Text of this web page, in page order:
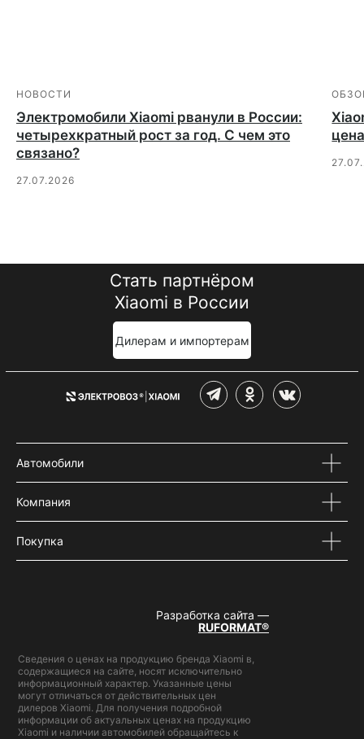
НОВОСТИ
Электромобили Xiaomi рванули в России:
четырехкратный рост за год. С чем это
связано?
27.07.2026
Дилерам и импортерам
Стать партнёром
Xiaomi в России
Автомобили
Компания
Покупка
Разработка сайта —
RUFORMAT®
Сведения о ценах на продукцию бренда Xiaomi в,
содержащиеся на сайте, носят исключительно
информационный характер. Указанные цены
могут отличаться от действительных цен
дилеров Xiaomi. Для получения подробной
информации об актуальных ценах на продукцию
Xiaomi и наличии автомобилей обращайтесь к